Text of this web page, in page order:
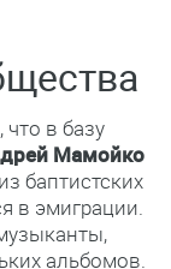
в базу
Мамойко
баптистских
в эмиграции.
альбомов.